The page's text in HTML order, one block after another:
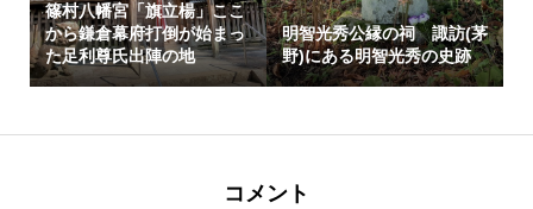
篠村八幡宮「旗立楊」ここ
から鎌倉幕府打倒が始まっ
た足利尊氏出陣の地
明智光秀公縁の祠 諏訪(茅
野)にある明智光秀の史跡
コメント